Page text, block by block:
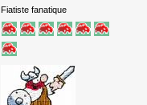
Fiatiste fanatique